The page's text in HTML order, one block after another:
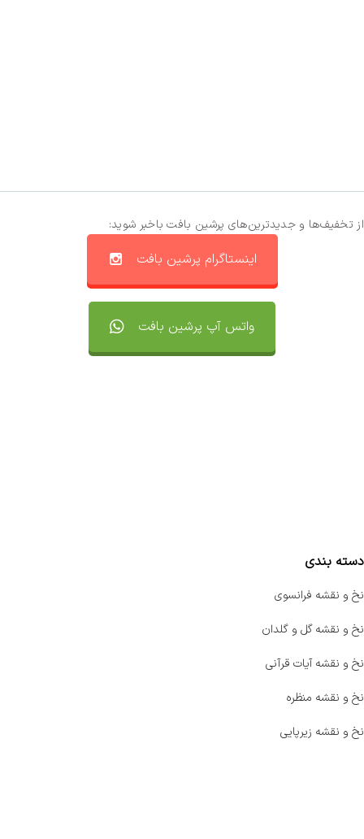
از تخفیف‌ها و جدیدترین‌های پرشین بافت باخبر شوید:
اینستاگرام پرشین بافت
واتس آپ پرشین بافت
دسته بندی
نخ و نقشه فرانسوی
نخ و نقشه گل و گلدان
نخ و نقشه آیات قرآنی
نخ و نقشه منظره
نخ و نقشه زیرپایی